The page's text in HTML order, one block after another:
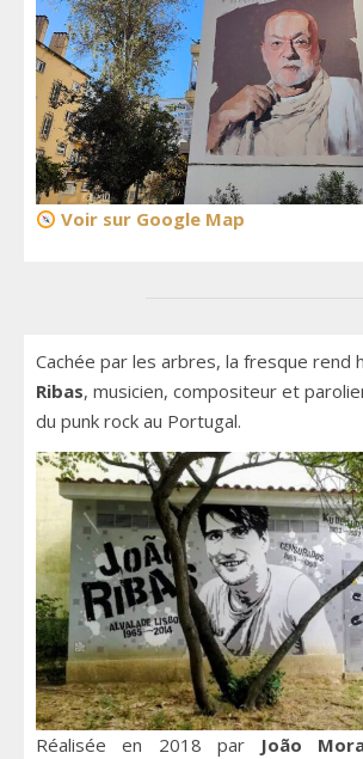
Voir sur Google Map
Cachée par les arbres, la fresque rend
Ribas, musicien, compositeur et
du punk rock au Portugal.
Réalisée en 2018 par João